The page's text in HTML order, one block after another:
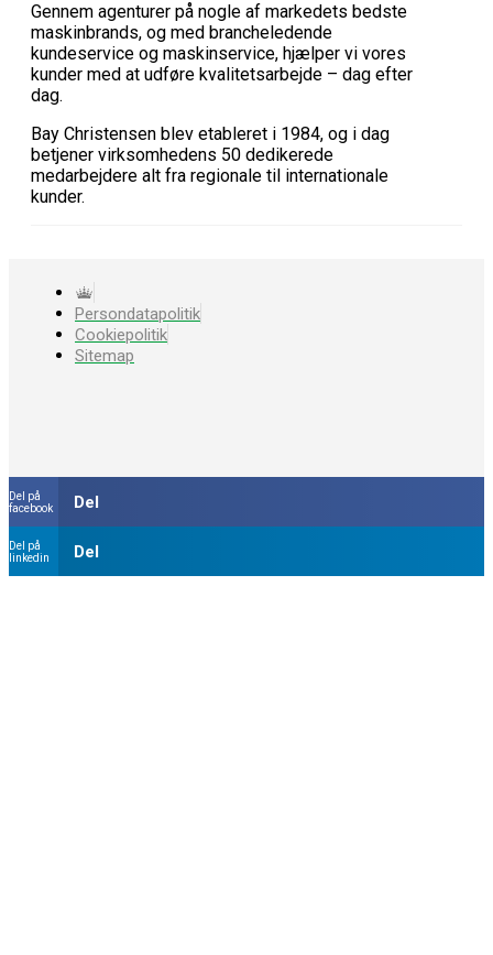
Gennem agenturer på nogle af markedets bedste
maskinbrands, og med brancheledende
kundeservice og maskinservice, hjælper vi vores
kunder med at udføre kvalitetsarbejde – dag efter
dag.
Bay Christensen blev etableret i 1984, og i dag
betjener virksomhedens 50 dedikerede
medarbejdere alt fra regionale til internationale
kunder.
Persondatapolitik
Cookiepolitik
Sitemap
Del på
facebook
Del
Del på
linkedin
Del